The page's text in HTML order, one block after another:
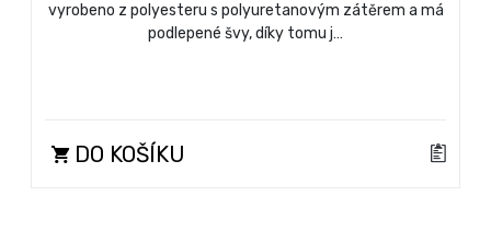
vyrobeno z polyesteru s polyuretanovým zátěrem a má
podlepené švy, díky tomu j…
DO KOŠÍKU